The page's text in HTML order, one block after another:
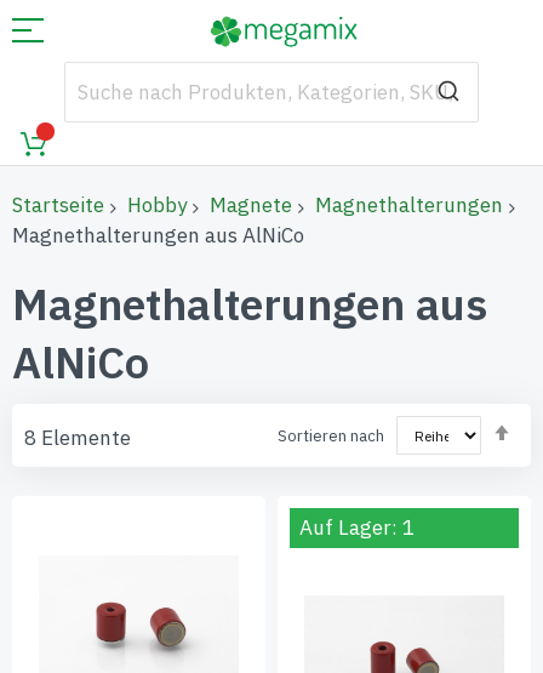
Startseite Hobby Magnete
Magnethalterungen
Magnethalterungen aus AlNiCo
Magnethalterungen aus
AlNiCo
8 Elemente Sortieren nach
Auf Lager: 1